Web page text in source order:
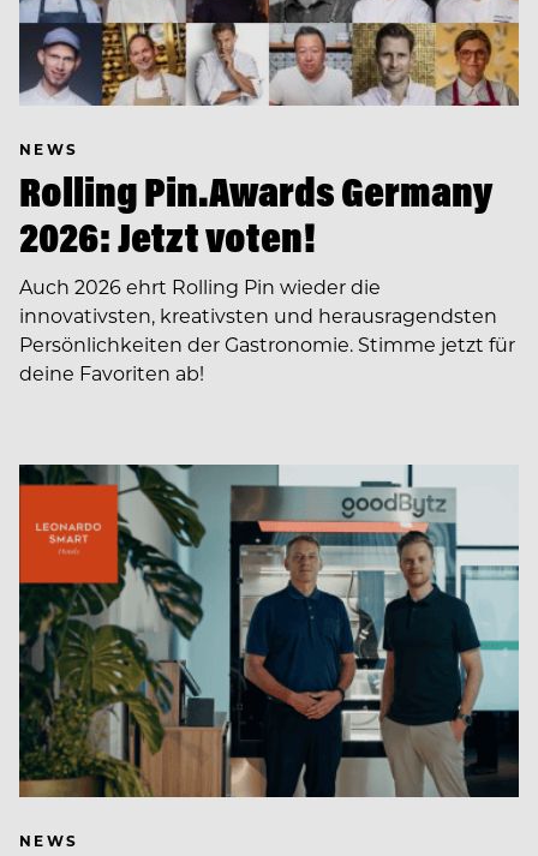
NEWS
Rolling Pin.Awards Germany
2026: Jetzt voten!
Auch 2026 ehrt Rolling Pin wieder die
innovativsten, kreativsten und herausragendsten
Persönlichkeiten der Gastronomie. Stimme jetzt für
deine Favoriten ab!
NEWS